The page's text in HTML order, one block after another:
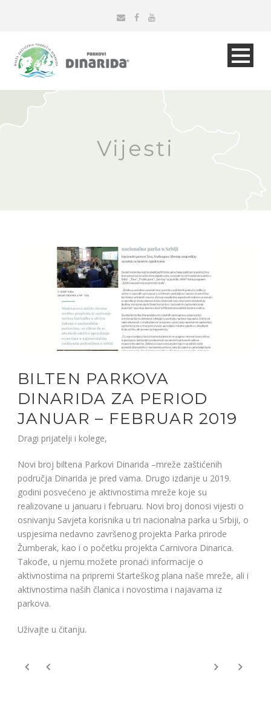
Vijesti
BILTEN PARKOVA
DINARIDA ZA PERIOD
JANUAR – FEBRUAR 2019
Dragi prijatelji i kolege,
Novi broj biltena Parkovi Dinarida –mreže zaštićenih
područja Dinarida je pred vama. Drugo izdanje u 2019.
godini posvećeno je aktivnostima mreže koje su
realizovane u januaru i februaru. Novi broj donosi vijesti o
osnivanju Savjeta korisnika u tri nacionalna parka u Srbiji, o
uspjesima nedavno završenog projekta Parka prirode
Žumberak, kao i o početku projekta Carnivora Dinarica.
Takođe, u njemu možete pronaći informacije o
aktivnostima na pripremi Starteškog plana naše mreže, ali i
aktivnostima naših članica i novostima i najavama iz
parkova.
Uživajte u čitanju.